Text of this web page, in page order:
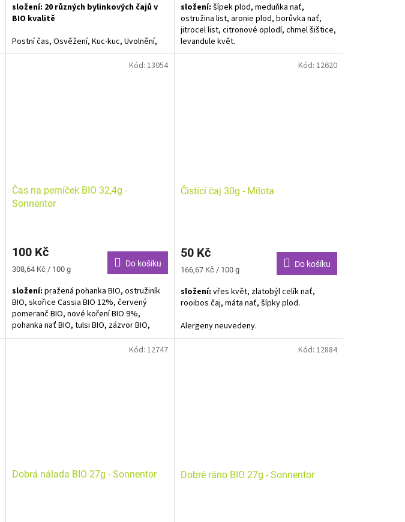
složení: 20 různých bylinkových čajů v
BIO kvalitě
Postní čas, Osvěžení, Kuc-kuc, Uvolnění,
Balzám na nervy, Pro dobrý pocit v břiše,
Bylinky na žížu, Na kutě, Kopřiva, Máta
složení: šípek plod, meduňka nať,
ostružina list, aronie plod, borůvka nať,
jitrocel list, citronové oplodí, chmel šištice,
levandule květ.
Alergeny neuvedeny. Bez aromat. Bez
Čas na perníček BIO 32,4g -
Sonnentor
100 Kč
Měrná
308,64 Kč / 100 g
Do košíku
složení: pražená pohanka BIO, ostružiník
BIO, skořice Cassia BIO 12%, červený
pomeranč BIO, nové koření BIO 9%,
pohanka nať BIO, tulsi BIO, zázvor BIO,
hřebíček BIO, badyán BIO, anýz BIO,
Kód: 13054
Čistící čaj 30g - Milota
50 Kč
Měrná
166,67 Kč / 100 g
Do košíku
složení: vřes květ, zlatobýl celík nať,
rooibos čaj, máta nať, šípky plod.
Alergeny neuvedeny.
Kód: 12620
Dobrá nálada BIO 27g - Sonnentor
Kód: 12747
Dobré ráno BIO 27g - Sonnentor
Kód: 12884